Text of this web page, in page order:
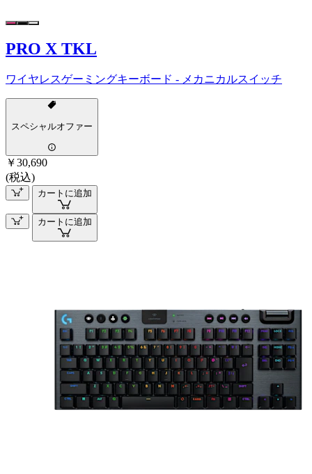
PRO X TKL
ワイヤレスゲーミングキーボード - メカニカルスイッチ
スペシャルオファー
￥30,690
(税込)
カートに追加
カートに追加